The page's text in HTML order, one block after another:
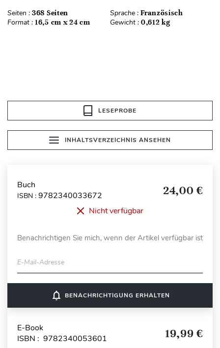
Seiten : 368 Seiten Sprache : Französisch
Format : 16,5 cm x 24 cm Gewicht : 0,612 kg
LESEPROBE
INHALTSVERZEICHNIS ANSEHEN
Buch
ISBN : 9782340033672 24,00 €
Nicht verfügbar
Benachrichtigen Sie mich, wenn der Artikel verfügbar ist
E-Mail-Adresse
notifications_none BENACHRICHTIGUNG ERHALTEN
E-Book
ISBN : 9782340053601
19,99 €